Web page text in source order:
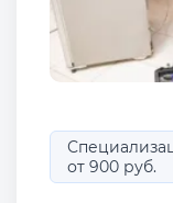
от 900 руб.